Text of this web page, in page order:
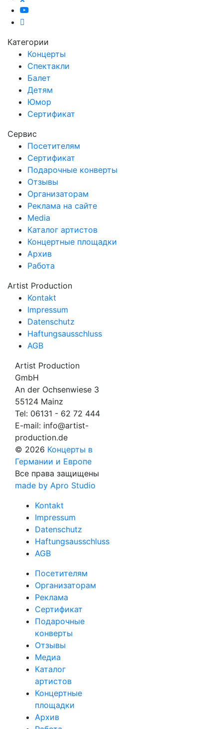
Категории
Концерты
Спектакли
Балет
Детям
Юмор
Сертификат
Сервис
Посетителям
Сертификат
Подарочные конверты
Отзывы
Организаторам
Реклама на сайте
Media
Каталог артистов
Концертные площадки
Архив
Работа
Artist Production
Kontakt
Impressum
Datenschutz
Haftungsausschluss
AGB
Artist Production
GmbH
An der Ochsenwiese 3
55124 Mainz
Tel: 06131 - 62 72 444
E-mail: info@artist-
production.de
© 2026 Концерты в
Германии и Европе
Все права защищены
made by Apro Studio
Kontakt
Impressum
Datenschutz
Haftungsausschluss
AGB
Посетителям
Организаторам
Реклама
Сертификат
Подарочные
конверты
Отзывы
Медиа
Каталог
артистов
Концертные
площадки
Архив